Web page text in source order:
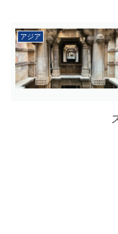
アジア